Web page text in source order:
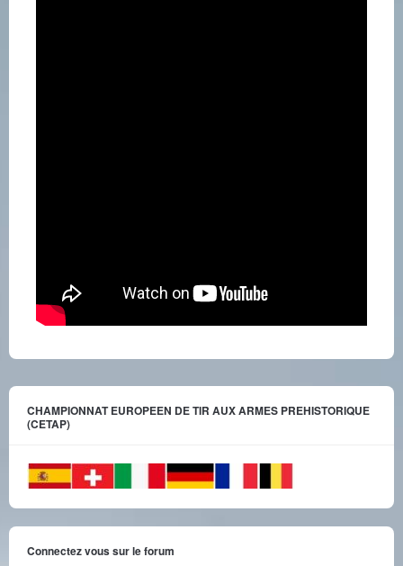
CHAMPIONNAT EUROPEEN DE TIR AUX ARMES PREHISTORIQUE
(CETAP)
Connectez vous sur le forum